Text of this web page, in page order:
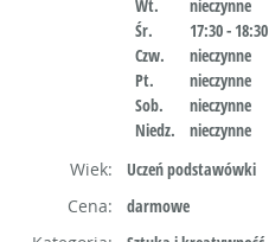
Wt.
nieczynne
Śr.
17:30 - 18:30
Czw.
nieczynne
Pt.
nieczynne
Sob.
nieczynne
Niedz.
nieczynne
Wiek:
Uczeń podstawówki
Cena:
darmowe